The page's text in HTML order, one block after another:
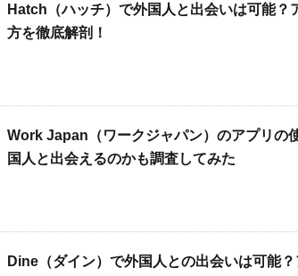
Hatch（ハッチ）で外国人と出会いは可能？
方を徹底解剖！
Work Japan（ワークジャパン）のアプリの
国人と出会えるのかも調査してみた
Dine（ダイン）で外国人との出会いは可能